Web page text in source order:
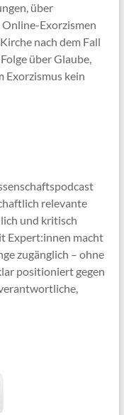
über
Exorzismen
nach dem Fall
über Glaube,
Exorzismus kein
relevante
und kritisch
Expert:innen macht
zugänglich – ohne
positioniert gegen